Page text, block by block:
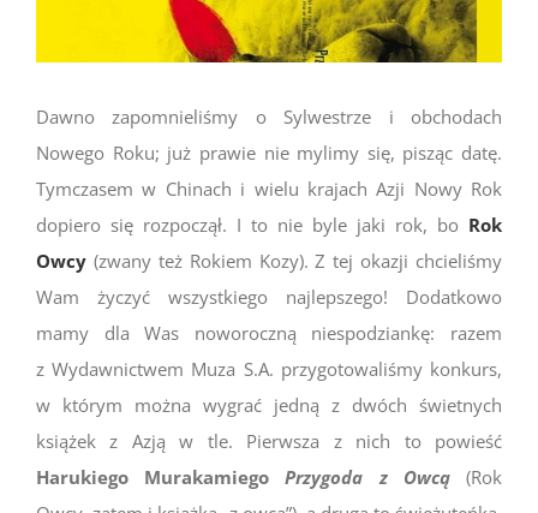
Dawno zapomnieliśmy o Sylwestrze i obchodach
Nowego Roku; już prawie nie mylimy się, pisząc datę.
Tymczasem w Chinach i wielu krajach Azji Nowy Rok
dopiero się rozpoczął. I to nie byle jaki rok, bo Rok
Owcy (zwany też Rokiem Kozy). Z tej okazji chcieliśmy
Wam życzyć wszystkiego najlepszego! Dodatkowo
mamy dla Was noworoczną niespodziankę: razem
z Wydawnictwem Muza S.A. przygotowaliśmy konkurs,
w którym można wygrać jedną z dwóch świetnych
książek z Azją w tle. Pierwsza z nich to powieść
Harukiego MurakamiegoPrzygoda z Owcą(Rok